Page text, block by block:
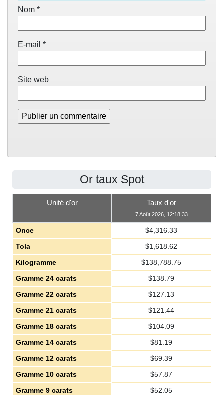
Nom *
E-mail *
Site web
Or taux Spot
Unité d'or Taux d'or
7 Août 2026, 12:18:33
Once $4,316.33
Tola
$1,618.62
Kilogramme
$138,788.75
Gramme 24 carats
$138.79
Gramme 22 carats
$127.13
Gramme 21 carats
$121.44
Gramme 18 carats
$104.09
Gramme 14 carats
$81.19
Gramme 12 carats
$69.39
Gramme 10 carats
$57.87
Gramme 9 carats
$52.05